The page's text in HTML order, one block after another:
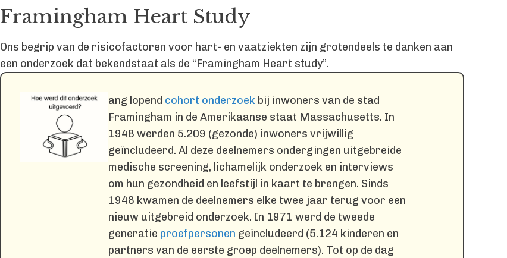
Framingham Heart Study
Ons begrip van de risicofactoren voor hart- en vaatziekten zijn grotendeels te danken aan
een onderzoek dat bekendstaat als de “Framingham Heart study”.
ang lopend cohort onderzoek bij inwoners van de stad
Framingham in de Amerikaanse staat Massachusetts. In
1948 werden 5.209 (gezonde) inwoners vrijwillig
geïncludeerd. Al deze deelnemers ondergingen uitgebreide
medische screening, lichamelijk onderzoek en interviews
om hun gezondheid en leefstijl in kaart te brengen. Sinds
1948 kwamen de deelnemers elke twee jaar terug voor een
nieuw uitgebreid onderzoek. In 1971 werd de tweede
generatie proefpersonen geïncludeerd (5.124 kinderen en
partners van de eerste groep deelnemers). Tot op de dag